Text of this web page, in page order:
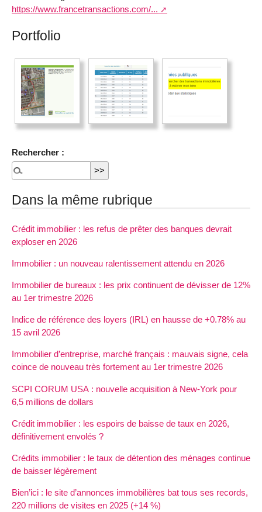
https://www.francetransactions.com/...
Portfolio
Rechercher :
Dans la même rubrique
Crédit immobilier : les refus de prêter des banques devrait
exploser en 2026
Immobilier : un nouveau ralentissement attendu en 2026
Immobilier de bureaux : les prix continuent de dévisser de 12%
au 1er trimestre 2026
Indice de référence des loyers (IRL) en hausse de +0.78% au
15 avril 2026
Immobilier d’entreprise, marché français : mauvais signe, cela
coince de nouveau très fortement au 1er trimestre 2026
SCPI CORUM USA : nouvelle acquisition à New-York pour
6,5 millions de dollars
Crédit immobilier : les espoirs de baisse de taux en 2026,
définitivement envolés ?
Crédits immobilier : le taux de détention des ménages continue
de baisser légèrement
Bien’ici : le site d’annonces immobilières bat tous ses records,
220 millions de visites en 2025 (+14 %)